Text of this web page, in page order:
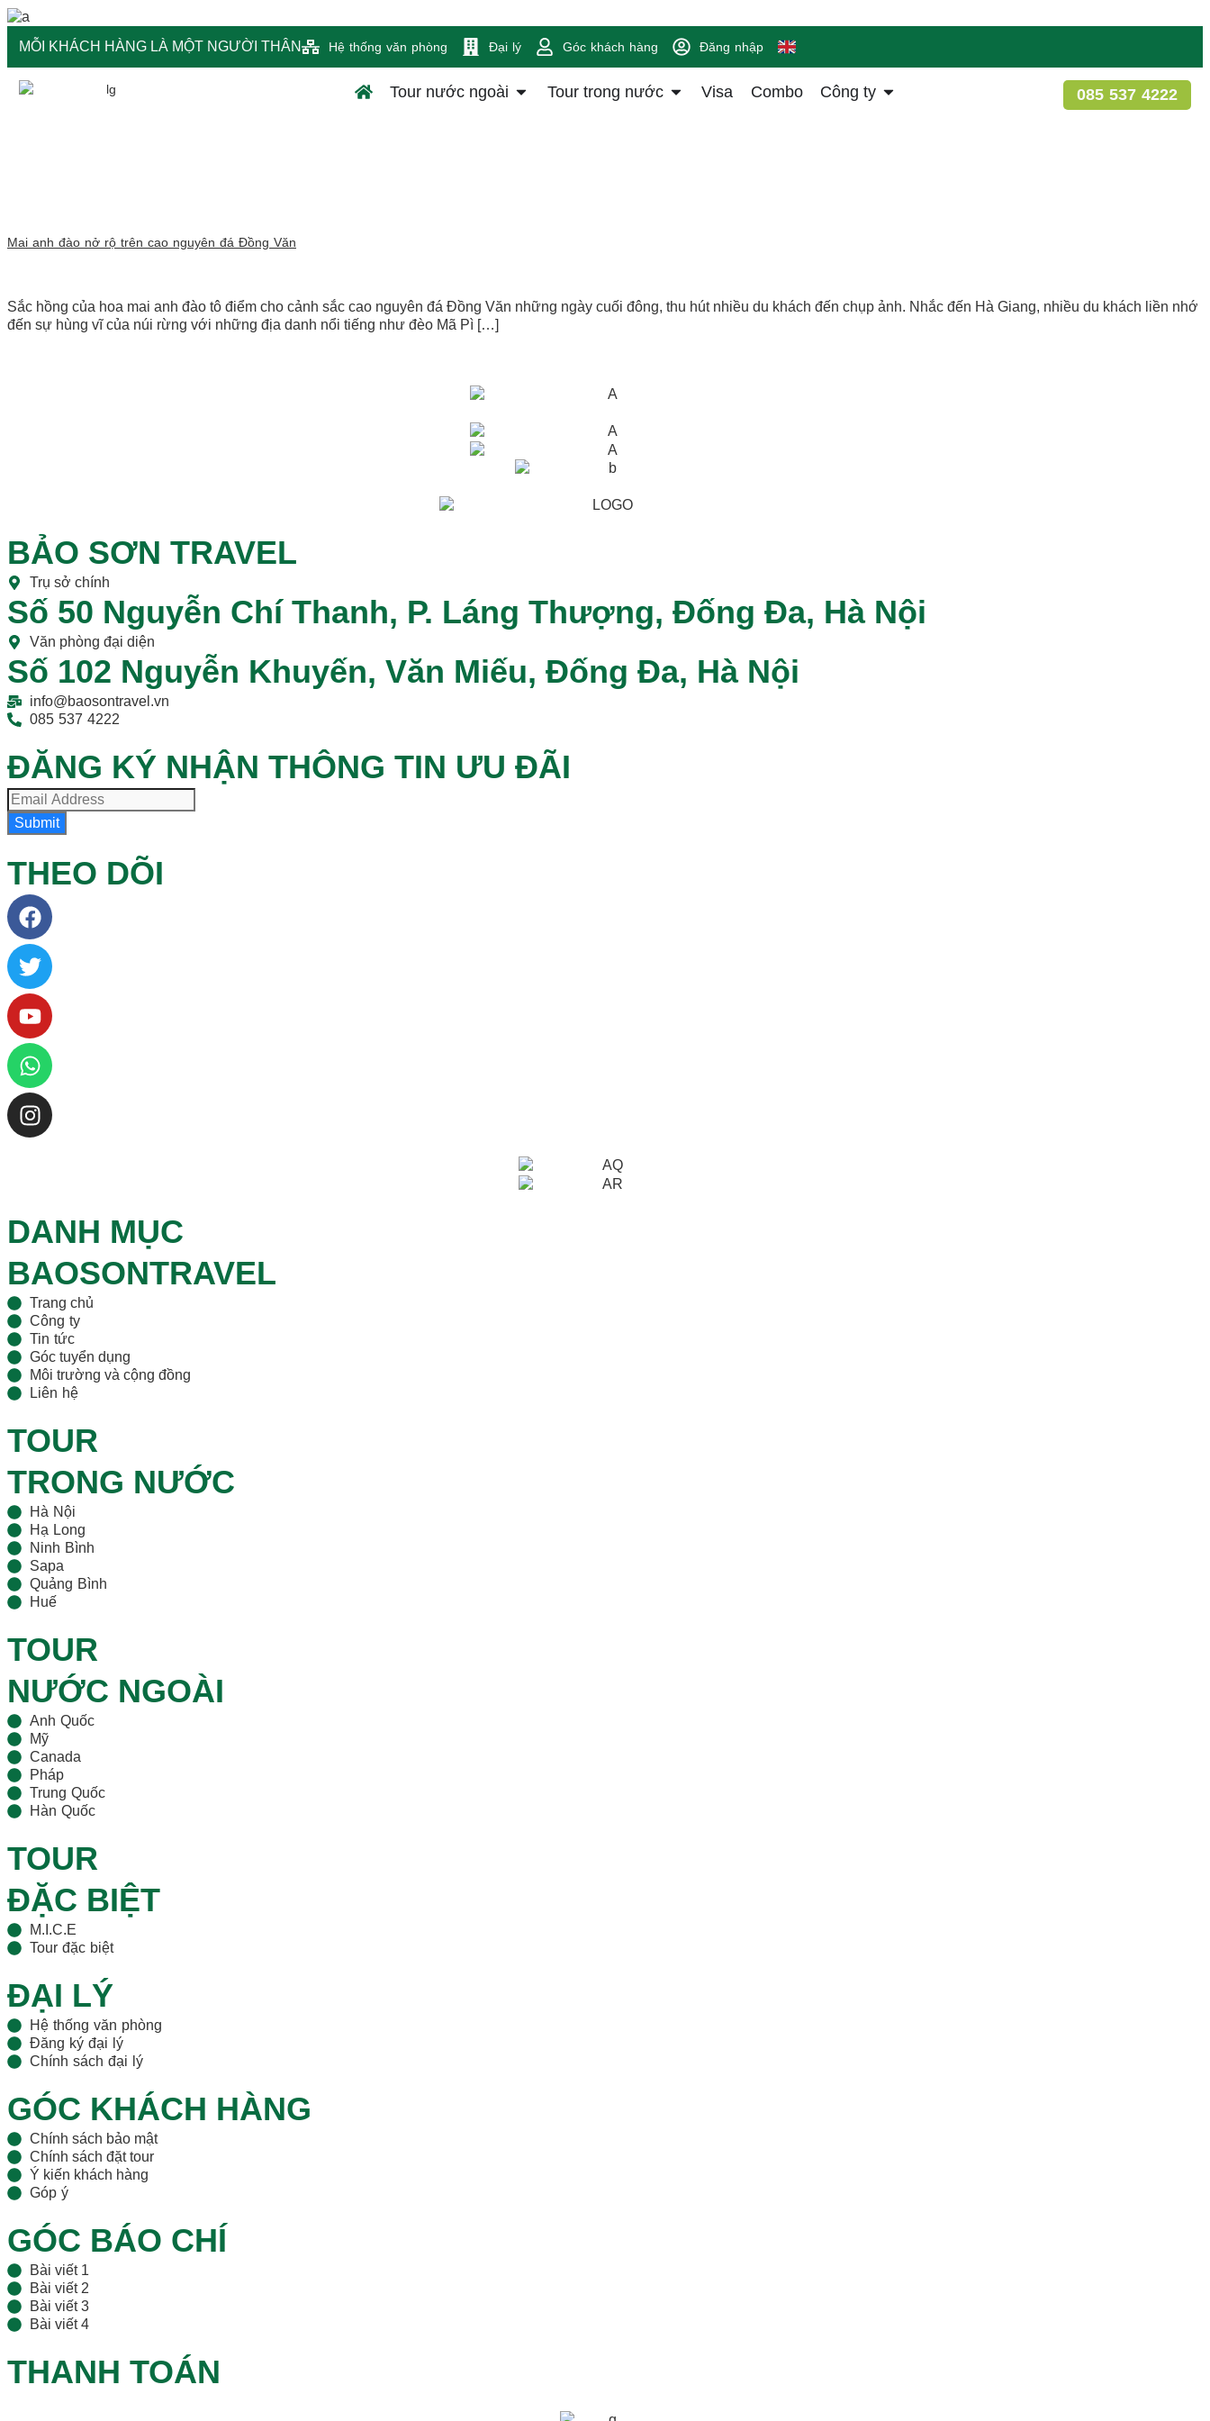
MỖI KHÁCH HÀNG LÀ MỘT NGƯỜI THÂN Hệ thống văn phòng Đại lý Góc khách hàng Đăng nhập
Tour nước ngoài Tour trong nước Visa Combo Công ty 085 537 4222
Mai anh đào nở rộ trên cao nguyên đá Đồng Văn
Sắc hồng của hoa mai anh đào tô điểm cho cảnh sắc cao nguyên đá Đồng Văn những ngày cuối đông, thu hút nhiều du khách đến chụp ảnh. Nhắc đến Hà Giang, nhiều du khách liền nhớ
đến sự hùng vĩ của núi rừng với những địa danh nổi tiếng như đèo Mã Pì […]
BẢO SƠN TRAVEL
Trụ sở chính
Số 50 Nguyễn Chí Thanh, P. Láng Thượng, Đống Đa, Hà Nội
Văn phòng đại diện
Số 102 Nguyễn Khuyến, Văn Miếu, Đống Đa, Hà Nội
info@baosontravel.vn
085 537 4222
ĐĂNG KÝ NHẬN THÔNG TIN ƯU ĐÃI
Submit
THEO DÕI
DANH MỤC
BAOSONTRAVEL
Trang chủ
Công ty
Tin tức
Góc tuyển dụng
Môi trường và cộng đồng
Liên hệ
TOUR
TRONG NƯỚC
Hà Nội
Hạ Long
Ninh Bình
Sapa
Quảng Bình
Huế
TOUR
NƯỚC NGOÀI
Anh Quốc
Mỹ
Canada
Pháp
Trung Quốc
Hàn Quốc
TOUR
ĐẶC BIỆT
M.I.C.E
Tour đặc biệt
ĐẠI LÝ
Hệ thống văn phòng
Đăng ký đại lý
Chính sách đại lý
GÓC KHÁCH HÀNG
Chính sách bảo mật
Chính sách đặt tour
Ý kiến khách hàng
Góp ý
GÓC BÁO CHÍ
Bài viết 1
Bài viết 2
Bài viết 3
Bài viết 4
THANH TOÁN